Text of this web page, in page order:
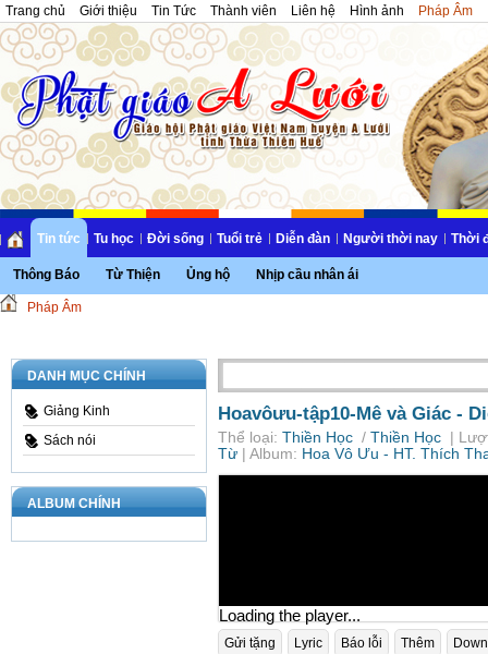
Trang chủ Giới thiệu Tin Tức Thành viên Liên hệ Hình ảnh Pháp Âm
Tin tức
Thông Báo Từ Thiện Ủng hộ Nhịp cầu nhân ái
Tu học Đời sống Tuổi trẻ Diễn đàn Người thời nay Thời
Pháp Âm
DANH MỤC CHÍNH
Giảng Kinh
Sách nói
ALBUM CHÍNH
Hoavôưu-tập10-Mê và Giác -
Thể loại: Thiền Học / Thiền Học
|
Từ | Album: Hoa Vô Ưu - HT. Thích
Loading the player...
Gửi tặng Lyric Báo lỗi Thêm